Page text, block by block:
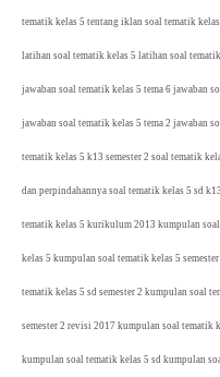
tematik kelas 5 tentang iklan soal tematik
latihan soal tematik kelas 5 latihan soal
jawaban soal tematik kelas 5 tema 6 jawaban
jawaban soal tematik kelas 5 tema 2 jawaban
tematik kelas 5 k13 semester 2 soal tematik
dan perpindahannya soal tematik kelas 5 sd
tematik kelas 5 kurikulum 2013 kumpulan
kelas 5 kumpulan soal tematik kelas 5
tematik kelas 5 sd semester 2 kumpulan soal
semester 2 revisi 2017 kumpulan soal tematik
kumpulan soal tematik kelas 5 sd kumpulan